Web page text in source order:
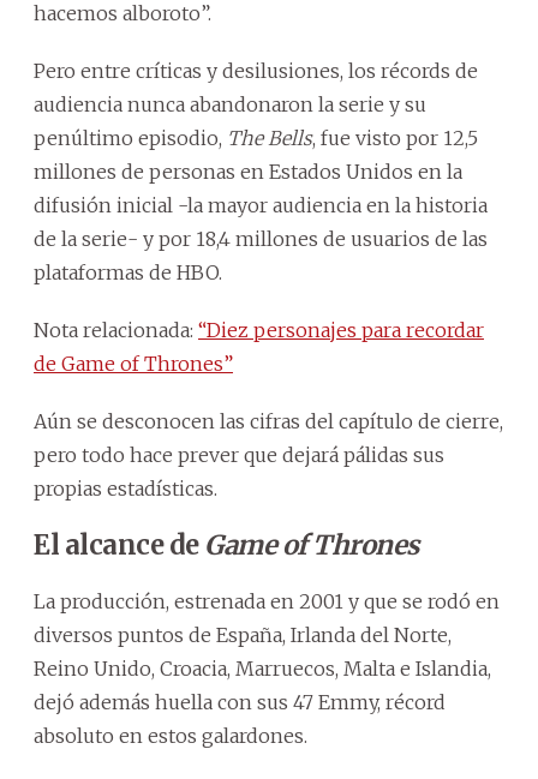
hacemos alboroto”.
Pero entre críticas y desilusiones, los récords de
audiencia nunca abandonaron la serie y su
penúltimo episodio, The Bells, fue visto por 12,5
millones de personas en Estados Unidos en la
difusión inicial -la mayor audiencia en la historia
de la serie- y por 18,4 millones de usuarios de las
plataformas de HBO.
Nota relacionada: “Diez personajes para recordar
de Game of Thrones”
Aún se desconocen las cifras del capítulo de cierre,
pero todo hace prever que dejará pálidas sus
propias estadísticas.
El alcance de Game of Thrones
La producción, estrenada en 2001 y que se rodó en
diversos puntos de España, Irlanda del Norte,
Reino Unido, Croacia, Marruecos, Malta e Islandia,
dejó además huella con sus 47 Emmy, récord
absoluto en estos galardones.